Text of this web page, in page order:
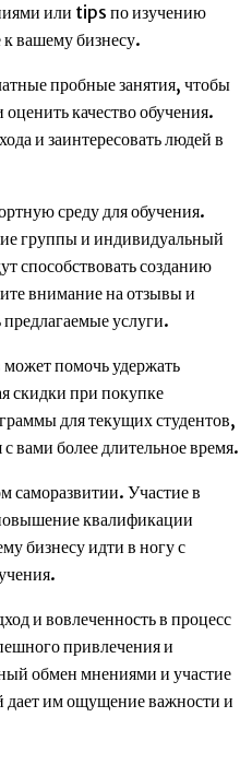
или tips по изучению
к вашему бизнесу.
пробные занятия, чтобы
качество обучения.
и заинтересовать людей в
среду для обучения.
группы и индивидуальный
способствовать созданию
внимание на отзывы и
услуги.
помочь удержать
скидки при покупке
для текущих студентов,
вами более длительное время.
саморазвитии. Участие в
квалификации
бизнесу идти в ногу с
и вовлеченность в процесс
привлечения и
обмен мнениями и участие
дает им ощущение важности и